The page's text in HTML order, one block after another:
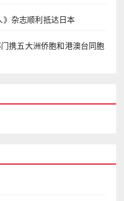
杂志顺利抵达日本
携五大洲侨胞和港澳台同胞